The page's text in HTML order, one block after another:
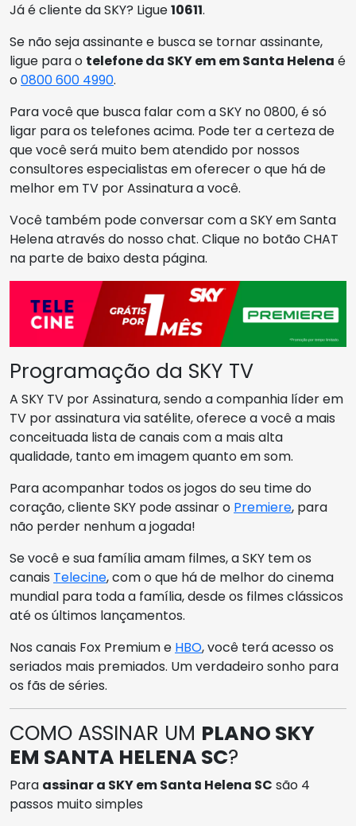
Já é cliente da SKY? Ligue10611.
Se não seja assinante e busca se tornar assinante,
ligue para o telefone da SKY em em Santa Helena é
o0800 600 4990.
Para você que busca falar com a SKY no 0800, é só
ligar para os telefones acima. Pode ter a certeza de
que você será muito bem atendido por nossos
consultores especialistas em oferecer o que há de
melhor em TV por Assinatura a você.
Você também pode conversar com a SKY em Santa
Helena através do nosso chat. Clique no botão CHAT
na parte de baixo desta página.
Programação da SKY TV
A SKY TV por Assinatura, sendo a companhia líder em
TV por assinatura via satélite, oferece a você a mais
conceituada lista de canais com a mais alta
qualidade, tanto em imagem quanto em som.
Para acompanhar todos os jogos do seu time do
coração, cliente SKY pode assinar o Premiere, para
não perder nenhum a jogada!
Se você e sua família amam filmes, a SKY tem os
canais Telecine, com o que há de melhor do cinema
mundial para toda a família, desde os filmes clássicos
até os últimos lançamentos.
Nos canais Fox Premium e HBO, você terá acesso os
seriados mais premiados. Um verdadeiro sonho para
os fãs de séries.
COMO ASSINAR UM PLANO SKY
EM SANTA HELENA SC?
Para assinar a SKY em Santa Helena SC são 4
passos muito simples